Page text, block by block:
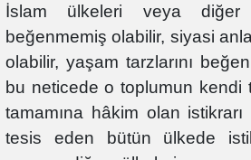
İslam ülkeleri veya diğer
beğenmemiş olabilir, siyasi
olabilir, yaşam tarzlarını
bu neticede o toplumun kendi
tamamına hâkim olan
tesis eden bütün ülkede